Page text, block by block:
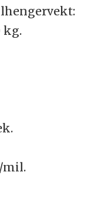
kg.
mil.